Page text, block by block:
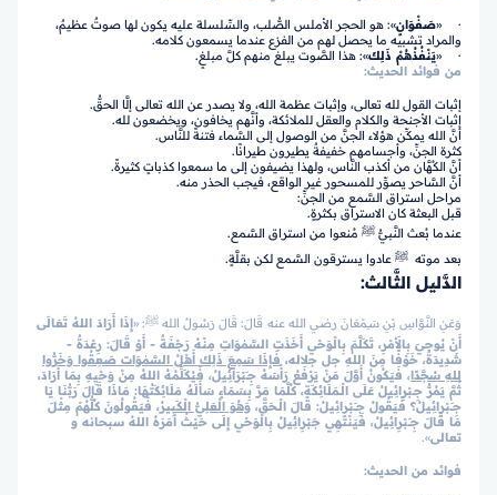
· «صَفْوَانٍ»: هو الحجر الأملس الصُّلب، والسِّلسلة عليه يكون لها صوتٌ عظيمٌ،
والمراد تشبيه ما يحصل لهم من الفزع عندما يسمعون كلامه.
· «يَنْفُذُهُمْ ذَلِكَ»: هذا الصَّوت يبلغ منهم كلَّ مبلغٍ.
من فوائد الحديث:
إثبات القول لله تعالى، وإثبات عظمة الله، ولا يصدر عن الله تعالى إلَّا الحقُّ.
إثبات الأجنحة والكلام والعقل للملائكة، وأنَّهم يخافون، ويخضعون لله.
أنَّ الله يمكِّن هؤلاء الجنَّ من الوصول إلى السَّماء فتنةً للنَّاس.
كثرة الجنِّ، وأجسامهم خفيفةٌ يطيرون طيرانًا.
أنَّ الكُهَّان من أكذب النَّاس، ولهذا يضيفون إلى ما سمعوا كذباتٍ كثيرةً.
أنَّ السَّاحر يصوِّر للمسحور غير الواقع، فيجب الحذر منه.
مراحل استراق السَّمع من الجنِّ:
قبل البعثة كان الاستراق بكثرةٍ.
عندما بُعث النَّبيُّ ﷺ مُنعوا من استراق السَّمع.
بعد موته ﷺ عادوا يسترقون السَّمع لكن بقلَّةٍ.
الدَّليل الثَّالث:
وَعَنِ النَّوَّاسِ بْنِ سَـِمْعَانَ رضي الله عنه قَالَ: قَالَ رَسُولُ الله ﷺ: «إِذَا أَرَادَ اللهُ تَعَالَى
أَنْ يُوحِيَ بِالأَمْرِ، تَكَلَّمَ بِالْوَحْي أَخَذَتِ السَّمٰوَاتِ مِنْهُ رَجْفَةٌ - أَوْ قَالَ: رِعْدَةٌ -
شَدِيدَةٌ، خَوْفًا مِنَ اللهِ جل جلاله، فَإِذَا سَمِعَ ذَلِكَ أَهْلُ السَّمٰوَات صَعِقُوا وَخَرُّوا
للهِ سُجَّدًا، فَيَكُونُ أَوَّلَ مَنْ يَرْفَعُ رَأْسَهُ جِـَبْرَائِيلُ، فَيُكَلِّمُهُ اللهُ مِنْ وَحْيِهِ بِمَا أَرَادَ،
ثُمَّ يَمُرُّ جِـبْرِائِيلُ عَلَى الْـمَلَائِكَةِ، كُلَّمَا مَرَّ بِسَمَاءٍ سَأَلَهُ مَلَائِكَتُهَا: مَاذَا قَالَ رَبُّنَا يَا
جِـَـبْرِائِيلُ؟ فَيَقُولُ جِـَـبْرِائِيلُ: قَالَ الْـحَقَّ، وَهُوَ الْعَلِيُّ الْكَبِيرُ، فَيَقُولُونَ كُلُّهُمْ مِثْلَ
مَا قَالَ جِـَـبْرِائِيلُ، فَيَنْتَهِي جَبْرِائِيلُ بِالْوَحْي إِلَى حَيْثُ أَمَرَهُ اللهُ سبحانه و
تعالى».
فوائد من الحديث: